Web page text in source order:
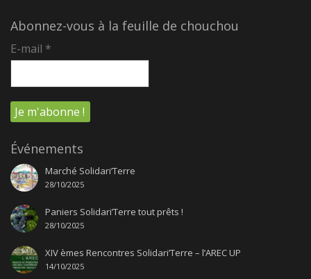
Abonnez-vous à la feuille de chouchou
E-mail *
Événements
Marché Solidari’Terre
28/10/2025
Paniers Solidari’Terre tout prêts !
28/10/2025
XIV èmes Rencontres Solidari’Terre – l’AREC UP
14/10/2025